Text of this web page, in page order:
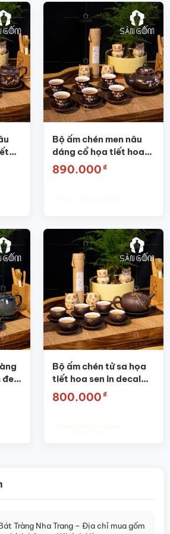
Bộ ấm chén men nâu
dáng cổ họa tiết hoa
đào SG-AC23
890.000 ₫
đen
Bộ ấm chén tử sa họa
tiết hoa sen in decal
vàng SG-AC20
800.000 ₫
Tràng Nha Trang – Địa chỉ mua gốm